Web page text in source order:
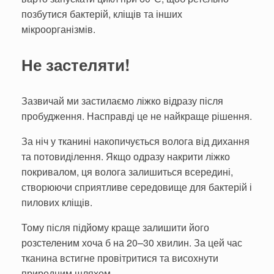
позбутися бактерій, кліщів та інших
мікроорганізмів.
Не застеляти!
Зазвичай ми застилаємо ліжко відразу після
пробудження. Насправді це не найкраще рішення.
За ніч у тканині накопичується волога від дихання
та потовиділення. Якщо одразу накрити ліжко
покривалом, ця волога залишиться всередині,
створюючи сприятливе середовище для бактерій і
пилових кліщів.
Тому після підйому краще залишити його
розстеленим хоча б на 20–30 хвилин. За цей час
тканина встигне провітритися та висохнути